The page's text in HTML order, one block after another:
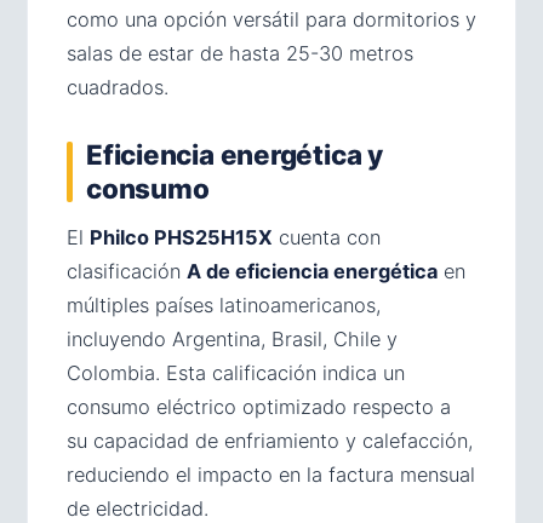
como una opción versátil para dormitorios y
salas de estar de hasta 25-30 metros
cuadrados.
Eficiencia energética y
consumo
El Philco PHS25H15X cuenta con
clasificación A de eficiencia energética en
múltiples países latinoamericanos,
incluyendo Argentina, Brasil, Chile y
Colombia. Esta calificación indica un
consumo eléctrico optimizado respecto a
su capacidad de enfriamiento y calefacción,
reduciendo el impacto en la factura mensual
de electricidad.